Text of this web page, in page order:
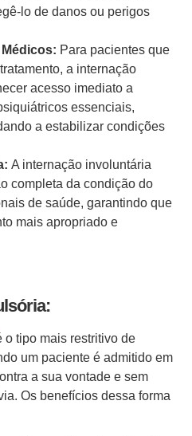
lo de danos ou perigos
Para pacientes que
a internação
acesso imediato a
essenciais,
a estabilizar condições
A internação involuntária
completa da condição do
de saúde, garantindo que
mais apropriado e
o tipo mais restritivo de
um paciente é admitido em
a sua vontade e sem
Os benefícios dessa forma